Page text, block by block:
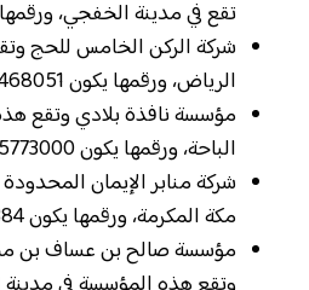
تقع في مدينة الخفجي، ورقمها يكون
شركة الركن الخامس للحج
الرياض، ورقمها يكون 506468051.
مؤسسة نافذة بلادي وتقع
الباحة، ورقمها يكون 565773000.
شركة منابر الإيمان
مكة المكرمة، ورقمها يكون 555503384.
مؤسسة صالح بن عساف بن